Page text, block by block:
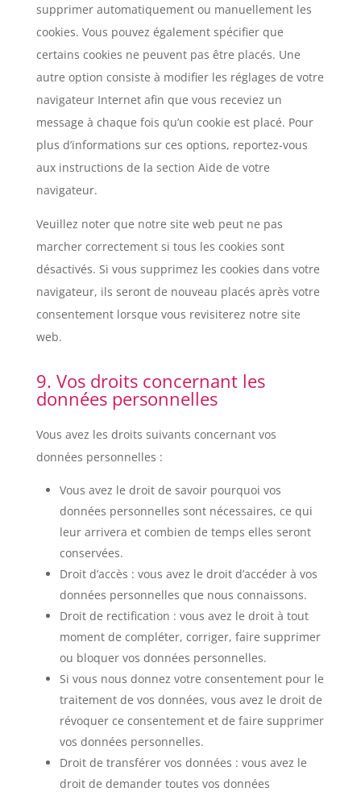
supprimer automatiquement ou manuellement les
cookies. Vous pouvez également spécifier que
certains cookies ne peuvent pas être placés. Une
autre option consiste à modifier les réglages de votre
navigateur Internet afin que vous receviez un
message à chaque fois qu’un cookie est placé. Pour
plus d’informations sur ces options, reportez-vous
aux instructions de la section Aide de votre
navigateur.
Veuillez noter que notre site web peut ne pas
marcher correctement si tous les cookies sont
désactivés. Si vous supprimez les cookies dans votre
navigateur, ils seront de nouveau placés après votre
consentement lorsque vous revisiterez notre site
web.
9. Vos droits concernant les
données personnelles
Vous avez les droits suivants concernant vos
données personnelles :
Vous avez le droit de savoir pourquoi vos
données personnelles sont nécessaires, ce qui
leur arrivera et combien de temps elles seront
conservées.
Droit d’accès : vous avez le droit d’accéder à vos
données personnelles que nous connaissons.
Droit de rectification : vous avez le droit à tout
moment de compléter, corriger, faire supprimer
ou bloquer vos données personnelles.
Si vous nous donnez votre consentement pour le
traitement de vos données, vous avez le droit de
révoquer ce consentement et de faire supprimer
vos données personnelles.
Droit de transférer vos données : vous avez le
droit de demander toutes vos données